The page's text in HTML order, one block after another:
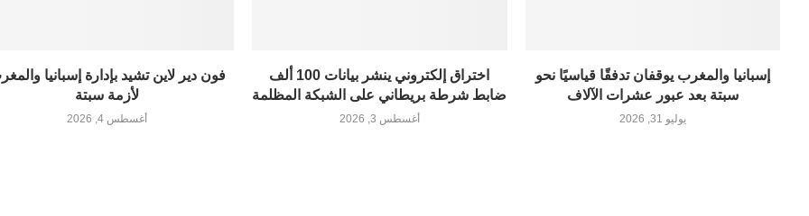
فون دير لاين تشيد بإدارة إسبانيا
لأزمة سبتة
أغسطس 4, 2026
اختراق إلكتروني ينشر بيانات 100 ألف
ضابط شرطة بريطاني على الشبكة المظلمة
أغسطس 3, 2026
إسبانيا والمغرب يوقفان تدفقًا قياسيًا نحو
سبتة بعد عبور عشرات الآلاف
يوليو 31, 2026